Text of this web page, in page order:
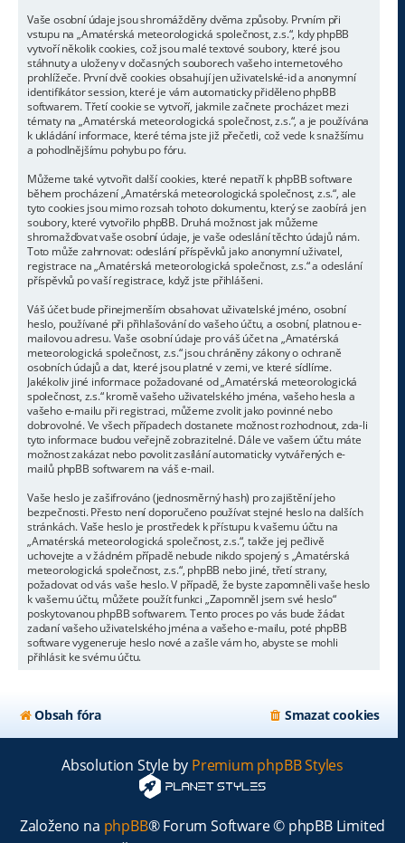
Vaše osobní údaje jsou shromážděny dvěma způsoby. Prvním při
vstupu na „Amatérská meteorologická společnost, z.s.“, kdy phpBB
vytvoří několik cookies, což jsou malé textové soubory, které jsou
stáhnuty a uloženy v dočasných souborech vašeho internetového
prohlížeče. První dvě cookies obsahují jen uživatelské-id a anonymní
identifikátor session, které je vám automaticky přiděleno phpBB
softwarem. Třetí cookie se vytvoří, jakmile začnete procházet mezi
tématy na „Amatérská meteorologická společnost, z.s.“, a je používána
k ukládání informace, které téma jste již přečetli, což vede k snažšímu
a pohodlnějšímu pohybu po fóru.
Můžeme také vytvořit další cookies, které nepatří k phpBB software
během procházení „Amatérská meteorologická společnost, z.s.“, ale
tyto cookies jsou mimo rozsah tohoto dokumentu, který se zaobírá jen
soubory, které vytvořilo phpBB. Druhá možnost jak můžeme
shromažďovat vaše osobní údaje, je vaše odeslání těchto údajů nám.
Toto může zahrnovat: odeslání příspěvků jako anonymní uživatel,
registrace na „Amatérská meteorologická společnost, z.s.“ a odeslání
příspěvků po vaší registrace, když jste přihlášeni.
Váš účet bude přinejmenším obsahovat uživatelské jméno, osobní
heslo, používané při přihlašování do vašeho účtu, a osobní, platnou e-
mailovou adresu. Vaše osobní údaje pro váš účet na „Amatérská
meteorologická společnost, z.s.“ jsou chráněny zákony o ochraně
osobních údajů a dat, které jsou platné v zemi, ve které sídlíme.
Jakékoliv jiné informace požadované od „Amatérská meteorologická
společnost, z.s.“ kromě vašeho uživatelského jména, vašeho hesla a
vašeho e-mailu při registraci, můžeme zvolit jako povinné nebo
dobrovolné. Ve všech případech dostanete možnost rozhodnout, zda-li
tyto informace budou veřejně zobrazitelné. Dále ve vašem účtu máte
možnost zakázat nebo povolit zasílání automaticky vytvářených e-
mailů phpBB softwarem na váš e-mail.
Vaše heslo je zašifrováno (jednosměrný hash) pro zajištění jeho
bezpečnosti. Přesto není doporučeno používat stejné heslo na dalších
stránkách. Vaše heslo je prostředek k přístupu k vašemu účtu na
„Amatérská meteorologická společnost, z.s.“, takže jej pečlivě
uchovejte a v žádném případě nebude nikdo spojený s „Amatérská
meteorologická společnost, z.s.“, phpBB nebo jiné, třetí strany,
požadovat od vás vaše heslo. V případě, že byste zapomněli vaše heslo
k vašemu účtu, můžete použít funkci „Zapomněl jsem své heslo“
poskytovanou phpBB softwarem. Tento proces po vás bude žádat
zadaní vašeho uživatelského jména a vašeho e-mailu, poté phpBB
software vygeneruje heslo nové a zašle vám ho, abyste se mohli
přihlásit ke svému účtu.
Obsah fóra Smazat cookies
Absolution Style by Premium phpBB Styles
Založeno na phpBB® Forum Software © phpBB Limited